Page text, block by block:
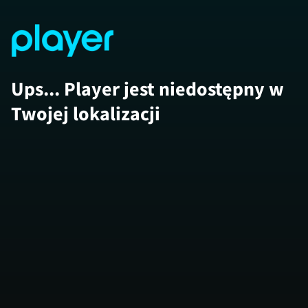
Ups... Player jest niedostępny w
Twojej lokalizacji